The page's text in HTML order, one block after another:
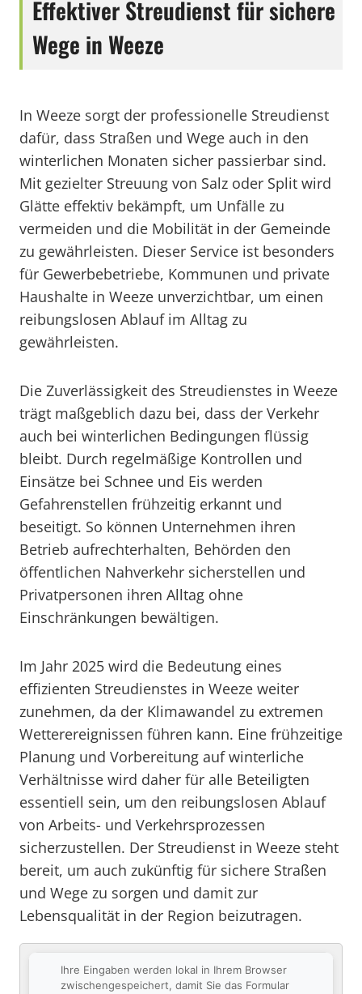
Effektiver Streudienst für sichere
Wege in Weeze
In Weeze sorgt der professionelle Streudienst
dafür, dass Straßen und Wege auch in den
winterlichen Monaten sicher passierbar sind.
Mit gezielter Streuung von Salz oder Split wird
Glätte effektiv bekämpft, um Unfälle zu
vermeiden und die Mobilität in der Gemeinde
zu gewährleisten. Dieser Service ist besonders
für Gewerbebetriebe, Kommunen und private
Haushalte in Weeze unverzichtbar, um einen
reibungslosen Ablauf im Alltag zu
gewährleisten.
Die Zuverlässigkeit des Streudienstes in Weeze
trägt maßgeblich dazu bei, dass der Verkehr
auch bei winterlichen Bedingungen flüssig
bleibt. Durch regelmäßige Kontrollen und
Einsätze bei Schnee und Eis werden
Gefahrenstellen frühzeitig erkannt und
beseitigt. So können Unternehmen ihren
Betrieb aufrechterhalten, Behörden den
öffentlichen Nahverkehr sicherstellen und
Privatpersonen ihren Alltag ohne
Einschränkungen bewältigen.
Im Jahr 2025 wird die Bedeutung eines
effizienten Streudienstes in Weeze weiter
zunehmen, da der Klimawandel zu extremen
Wetterereignissen führen kann. Eine frühzeitige
Planung und Vorbereitung auf winterliche
Verhältnisse wird daher für alle Beteiligten
essentiell sein, um den reibungslosen Ablauf
von Arbeits- und Verkehrsprozessen
sicherzustellen. Der Streudienst in Weeze steht
bereit, um auch zukünftig für sichere Straßen
und Wege zu sorgen und damit zur
Lebensqualität in der Region beizutragen.
Ihre Eingaben werden lokal in Ihrem Browser
zwischengespeichert, damit Sie das Formular